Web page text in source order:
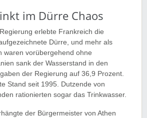
im Dürre Chaos
erlebte Frankreich die
Dürre, und mehr als
waren vorübergehend ohne
sank der Wasserstand in den
der Regierung auf 36,9 Prozent.
Stand seit 1995. Dutzende von
rationierten sogar das Trinkwasser.
der Bürgermeister von Athen